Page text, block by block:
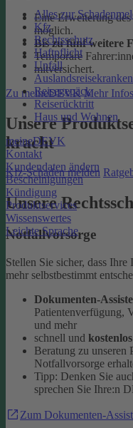
Alles zur
Kfz
Rechtsschutz
Haftpflicht
Unfall
Reisegepäck
Reiserücktritt
Haus und Wohnen
meineDEVK
Kontakt
Kundendaten ändern
Bescheinigungen
Kündigung
Produktservices
Wissenswertes
Leichte Sprache
Eine Erweiterung
möglich.
Bis zu fünf weitere
Temporäre
mitversichert.
Zu meineDEVK Mehr
Unsere
kracht
Kfz-Schaden melden
Unsere
Notfallvorsorge
Stellen Sie sicher, dass
mehr selbstbestimmt
Dokumenten-
Patientenverfügung,
und mehr
schnell und
Beratung zu unseren
Notfallvorsorge
Tipp: Denken Sie
sprechen Sie Ihre:n
Zum Dokumenten-